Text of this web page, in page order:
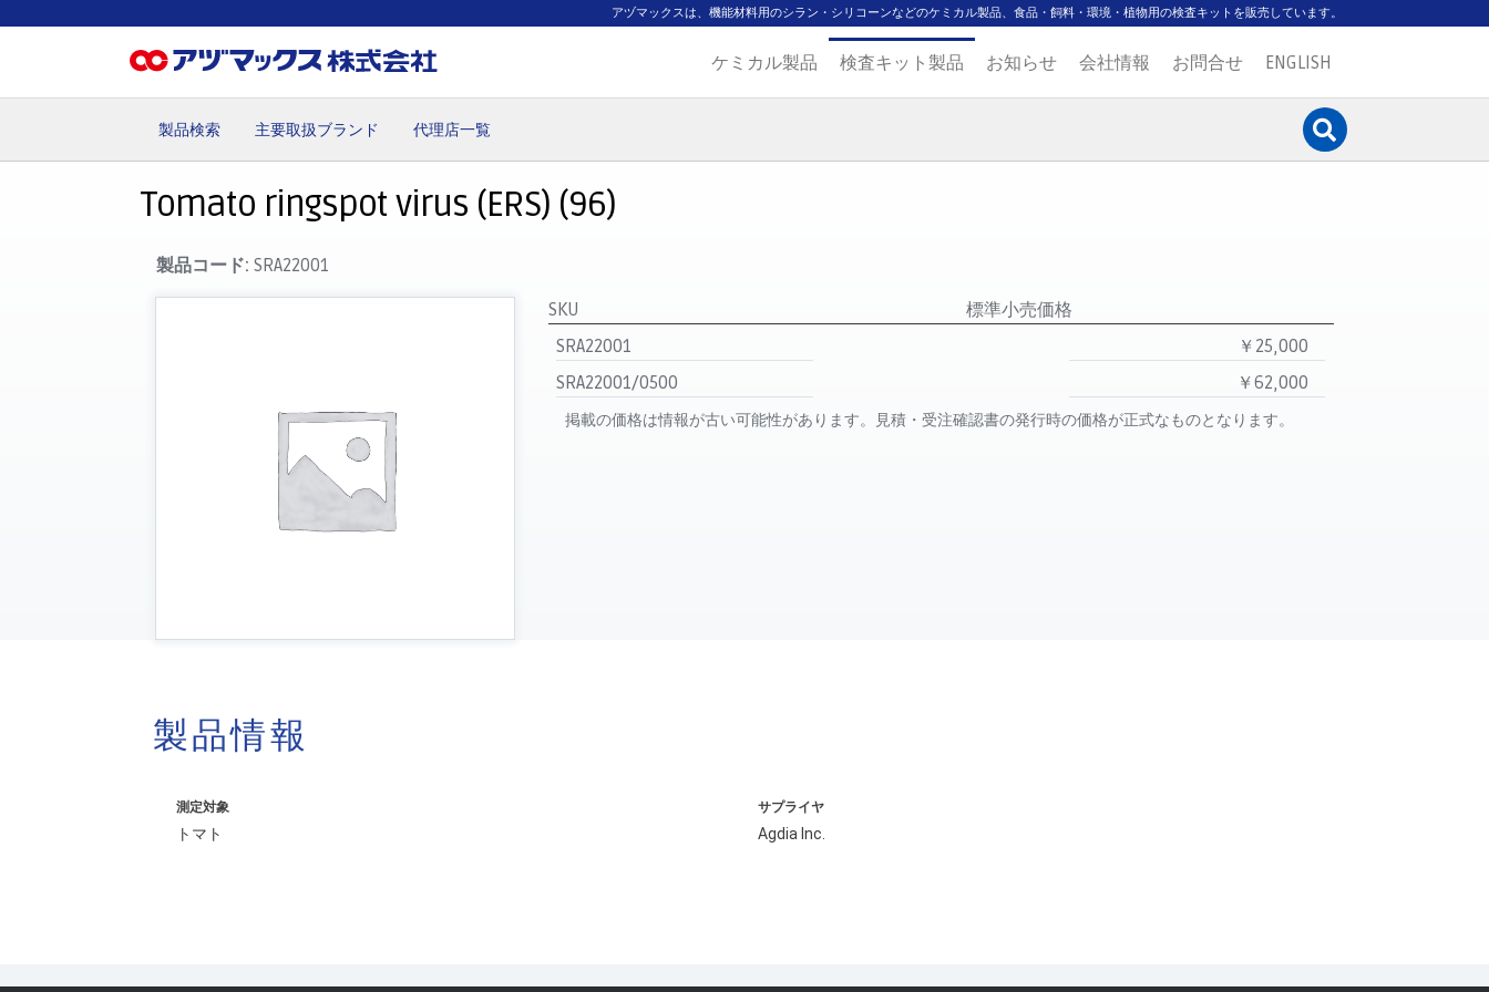
アヅマックスは、機能材料用のシラン・シリコーンなどのケミカル製品、食品・飼料・環境・植物用の検査キットを販売しています。
ケミカル製品 検査キット製品 お知らせ 会社情報 お問合せ ENGLISH
製品検索 主要取扱ブランド 代理店一覧
Tomato ringspot virus (ERS) (96)
製品コード:SRA22001
SKU
標準小売価格
SRA22001
￥25,000
SRA22001/0500
￥62,000
掲載の価格は情報が古い可能性があります。見積・受注確認書の発行時の価格が正式なものとなります。
製品情報
測定対象
トマト
サプライヤ
Agdia Inc.